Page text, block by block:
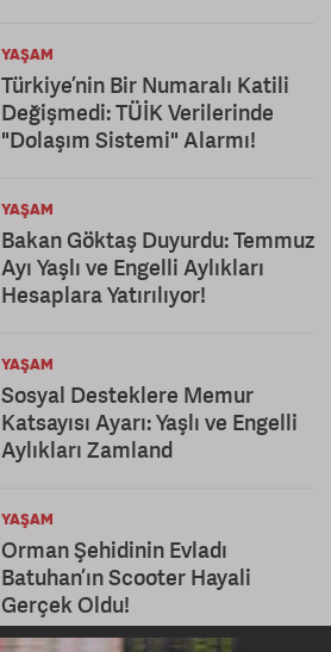
YAŞAM
Türkiye’nin Bir Numaralı Katili
Değişmedi: TÜİK Verilerinde
"Dolaşım Sistemi" Alarmı!
YAŞAM
Bakan Göktaş Duyurdu: Temmuz
Ayı Yaşlı ve Engelli Aylıkları
Hesaplara Yatırılıyor!
YAŞAM
Sosyal Desteklere Memur
Katsayısı Ayarı: Yaşlı ve Engelli
Aylıkları Zamland
YAŞAM
Orman Şehidinin Evladı
Batuhan’ın Scooter Hayali
Gerçek Oldu!